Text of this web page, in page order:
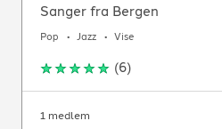
Sanger fra Bergen
Pop Jazz Vise
(6)
1 medlem